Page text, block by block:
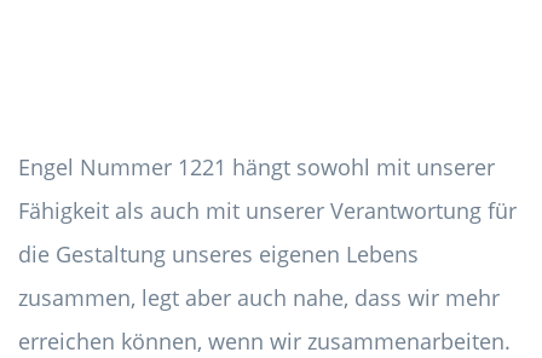
Engel Nummer 1221 hängt sowohl mit unserer
Fähigkeit als auch mit unserer Verantwortung für
die Gestaltung unseres eigenen Lebens
zusammen, legt aber auch nahe, dass wir mehr
erreichen können, wenn wir zusammenarbeiten.